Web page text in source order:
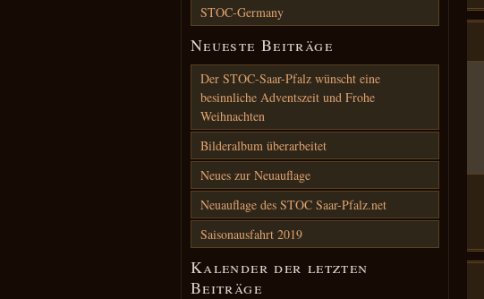
STOC-Germany
Neueste Beiträge
Der STOC-Saar-Pfalz wünscht eine
besinnliche Adventszeit und Frohe
Weihnachten
Bilderalbum überarbeitet
Neues zur Neuauflage
Neuauflage des STOC Saar-Pfalz.net
Saisonausfahrt 2019
Kalender der letzten
Beiträge